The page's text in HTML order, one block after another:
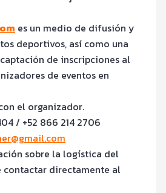
es un medio de difusión y
deportivos, así como una
de inscripciones al
de eventos en
el organizador.
/ +52 866 214 2706
sobre la logística del
contactar directamente al